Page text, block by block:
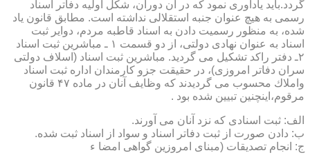
گردد.باید یادآوری نمود كه در آن دوران، شكل اولیه دفاتر اسناد
رسمی به هیچ عنوان جنبه استقلالی نداشته است. مطابق قانون یاد
شده، به منظور رسمیت دادن به اسناد قاطبه مردم، دوایر ثبت
اسناد به عنوان نهادی دولتی، از دو قسمت ۱ ـ مباشرین ثبت اسناد
۲ـ دفتر راكد تشكیل می گردید. مباشرین ثبت اسناد (اسلاف دولتی
سران دفاتر امروزی)، در حقیقت جزو كارمندان اداره ثبت اسناد
واملاك محسوب می گردیدند كه وظایف آنان در ماده ۴۷ قانون
مرقوم،اینچنین تبیین شده بود .
الف: ثبت اسنادی كه نزد آنان می آورند.
ب: دادن صورت از ثبت دفاتر اسناد و سواد از اسناد ثبت شده.
ج: انجام تصدیقات (مبنای امروزین گواهی امضا ء